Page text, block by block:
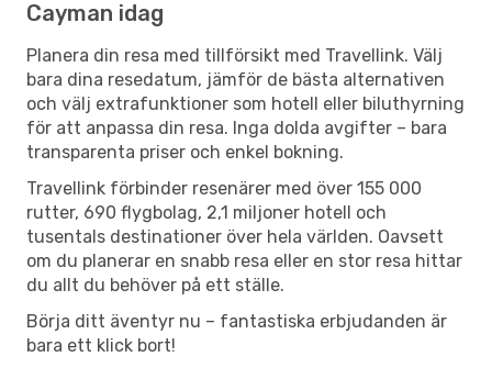
Cayman idag
Planera din resa med tillförsikt med Travellink. Välj
bara dina resedatum, jämför de bästa alternativen
och välj extrafunktioner som hotell eller biluthyrning
för att anpassa din resa. Inga dolda avgifter – bara
transparenta priser och enkel bokning.
Travellink förbinder resenärer med över 155 000
rutter, 690 flygbolag, 2,1 miljoner hotell och
tusentals destinationer över hela världen. Oavsett
om du planerar en snabb resa eller en stor resa hittar
du allt du behöver på ett ställe.
Börja ditt äventyr nu – fantastiska erbjudanden är
bara ett klick bort!